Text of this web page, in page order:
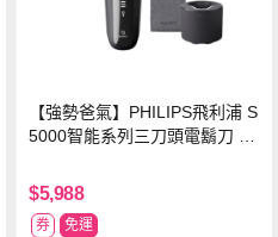
【強勢爸氣】PHILIPS飛利浦 S
5000智能系列三刀頭電鬍刀 S5
$5,988
券 免運